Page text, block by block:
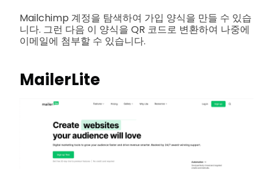
Mailchimp 계정을 탐색하여 가입 양식을 만들 수 있습
니다. 그런 다음 이 양식을 QR 코드로 변환하여 나중에
이메일에 첨부할 수 있습니다.
MailerLite